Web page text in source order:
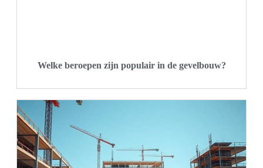
Welke beroepen zijn populair in de gevelbouw?